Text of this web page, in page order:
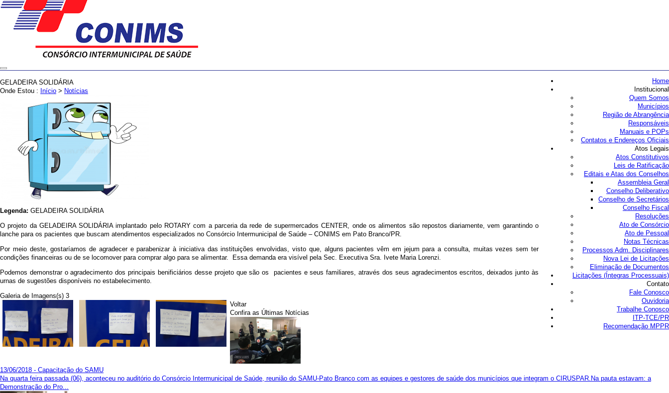
Home
Institucional
Quem Somos
Municípios
Região de Abrangência
Responsáveis
Manuais e POPs
Contatos e Endereços Oficiais
Atos Legais
Atos Constitutivos
Leis de Ratificação
Editais e Atas dos Conselhos
Assembleia Geral
Conselho Deliberativo
Conselho de Secretários
Conselho Fiscal
Resoluções
Ato de Consórcio
Ato de Pessoal
Notas Técnicas
Processos Adm. Disciplinares
Nova Lei de Licitações
Eliminação de Documentos
Licitações (Íntegras Processuais)
Contato
Fale Conosco
Ouvidoria
Trabalhe Conosco
ITP-TCE/PR
Recomendação MPPR
GELADEIRA SOLIDÁRIA
Onde Estou : Início > Notícias
Legenda: GELADEIRA SOLIDÁRIA
O projeto da GELADEIRA SOLIDÁRIA implantado pelo ROTARY com a parceria da rede de supermercados CENTER, onde os alimentos são repostos diariamente, vem garantindo o
lanche para os pacientes que buscam atendimentos especializados no Consórcio Intermunicipal de Saúde – CONIMS em Pato Branco/PR.
Por meio deste, gostaríamos de agradecer e parabenizar à iniciativa das instituições envolvidas, visto que, alguns pacientes vêm em jejum para a consulta, muitas vezes sem ter
condições financeiras ou de se locomoverpara comprar algo para se alimentar. Essa demanda era visível pela Sec. Executiva Sra. Ivete Maria Lorenzi.
Podemos demonstrar o agradecimento dos principais benificiários desse projeto que são os pacientes e seus familiares, através dos seus agradecimentos escritos, deixados junto às
urnas de sugestões disponíveis no estabelecimento.
Galeria de Imagens(s) 3
Voltar
Confira as Últimas Notícias
13/06/2018 - Capacitação do SAMU
Na quarta feira passada (06), aconteceu no auditório do Consórcio Intermunicipal de Saúde, reunião do SAMU-Pato Branco com as equipes e gestores de saúde dos municípios que integram o CIRUSPAR.Na pauta estavam: a
Demonstração do Pro...